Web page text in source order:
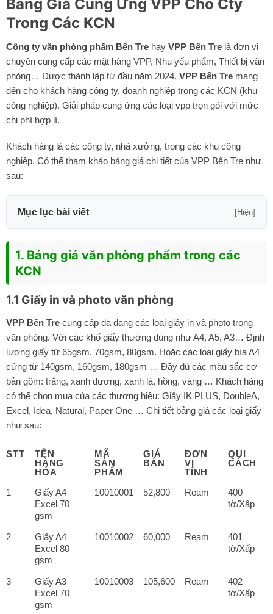
Bảng Giá Cung Ứng VPP Cho Cty
Trong Các KCN
Công ty văn phòng phẩm Bến Tre hay VPP Bến Tre là đơn vị
chuyên cung cấp các mặt hàng VPP, Nhu yếu phẩm, Thiết bị văn
phòng… Được thành lập từ đầu năm 2024. VPP Bến Tre mang
đến cho khách hàng công ty, doanh nghiệp trong các KCN (khu
công nghiệp). Giải pháp cung ứng các loại vpp trọn gói với mức
chi phí hợp lí.
Khách hàng là các công ty, nhà xưởng, trong các khu công
nghiệp. Có thể tham khảo bảng giá chi tiết của VPP Bến Tre như
sau:
Mục lục bài viết [Hiện]
1. Bảng giá văn phòng phẩm trong các
KCN
1.1 Giấy in và photo văn phòng
VPP Bến Tre cung cấp đa dạng các loại giấy in và photo trong
văn phòng. Với các khổ giấy thường dùng như A4, A5, A3… Định
lượng giấy từ 65gsm, 70gsm, 80gsm. Hoặc các loại giấy bìa A4
cứng từ 140gsm, 160gsm, 180gsm … Đầy đủ các màu sắc cơ
bản gồm: trắng, xanh dương, xanh lá, hồng, vàng … Khách hàng
có thể chọn mua của các thương hiệu: Giấy IK PLUS, DoubleA,
Excel, Idea, Natural, Paper One … Chi tiết bảng giá các loại giấy
như sau:
STT
TÊN
HÀNG
HÓA
MÃ
SẢN
PHẨM
GIÁ
BÁN
ĐƠN
VỊ
TÍNH
QUI
CÁCH
1
Giấy A4
Excel 70
gsm
10010001 52,800 Ream
400
tờ/Xấp
2
Giấy A4
Excel 80
gsm
10010002 60,000 Ream
401
tờ/Xấp
3
Giấy A3
Excel 70
gsm
10010003 105,600 Ream
402
tờ/Xấp